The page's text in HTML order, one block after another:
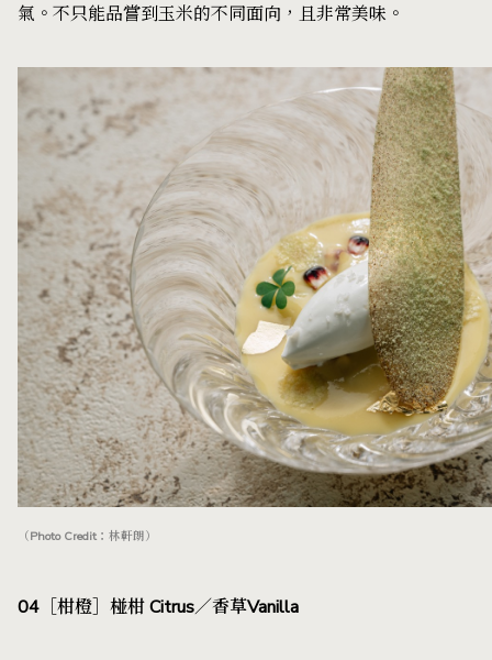
氣。不只能品嘗到玉米的不同面向，且非常美味。
（Photo Credit：林軒朗）
04［柑橙］椪柑 Citrus／香草Vanilla